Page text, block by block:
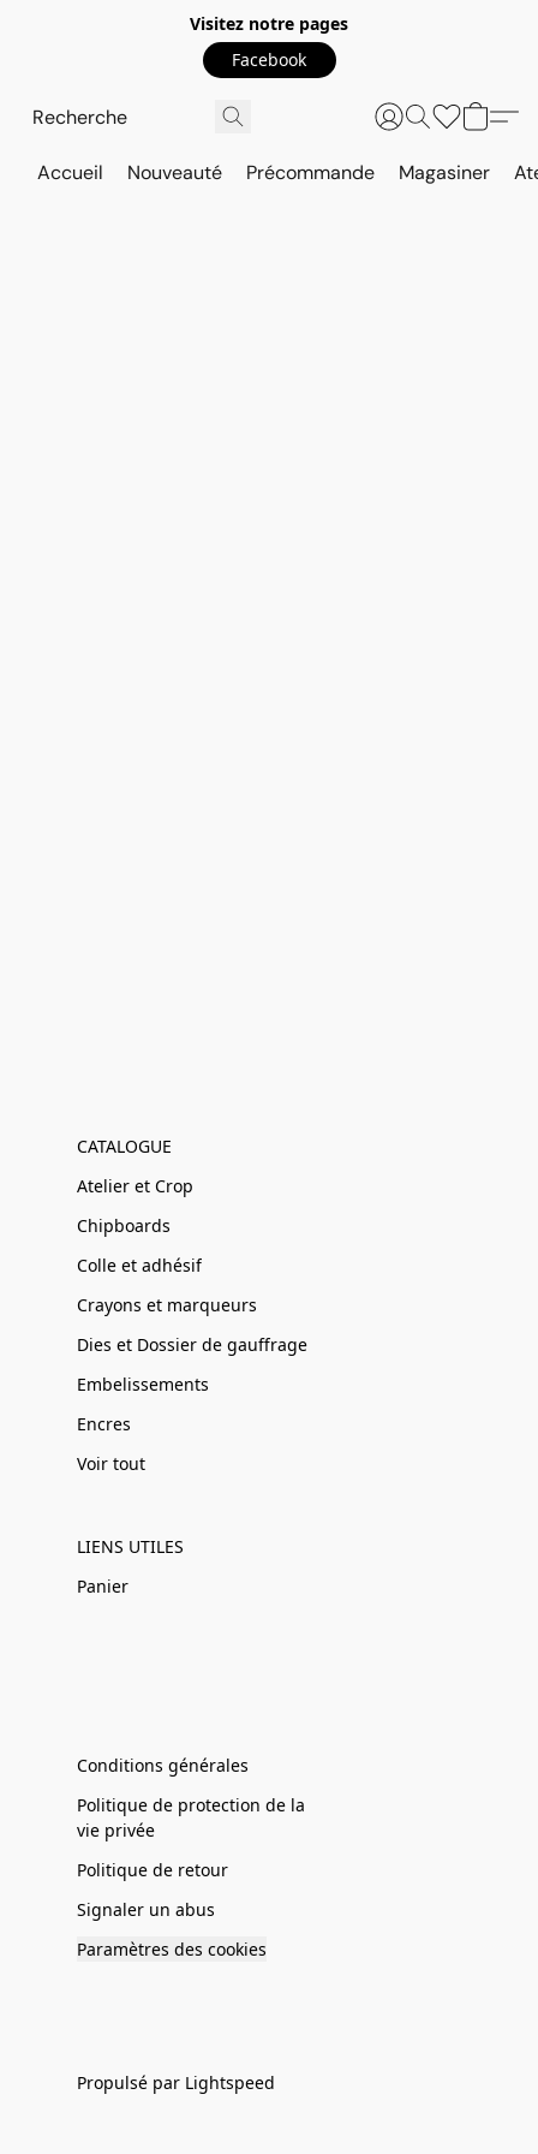
Visitez notre pages
Facebook
Accueil Nouveauté Précommande Magasiner
CATALOGUE
Atelier et Crop
Chipboards
Colle et adhésif
Crayons et marqueurs
Dies et Dossier de gauffrage
Embelissements
Encres
Voir tout
LIENS UTILES
Panier
Conditions générales
Politique de protection de la
vie privée
Politique de retour
Signaler un abus
Paramètres des cookies
Propulsé par Lightspeed